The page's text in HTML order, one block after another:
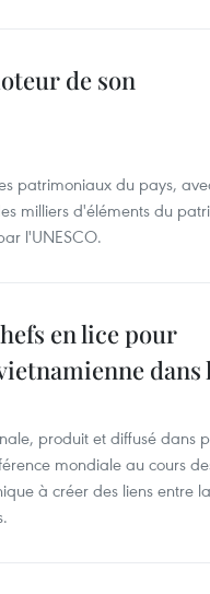
de son
patrimoniaux du pays,
milliers d'éléments du
l'UNESCO.
en lice pour
dans
produit et diffusé dans
mondiale au cours
à créer des liens entre la